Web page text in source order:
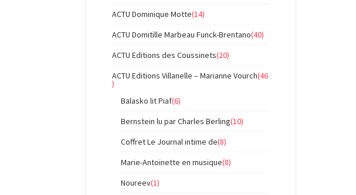
ACTU Dominique Motte(14)
ACTU Domitille Marbeau Funck-Brentano(40)
ACTU Editions des Coussinets(20)
ACTU Editions Villanelle – Marianne Vourch(46
)
Balasko lit Piaf(6)
Bernstein lu par Charles Berling(10)
Coffret Le Journal intime de(8)
Marie-Antoinette en musique(8)
Noureev(1)